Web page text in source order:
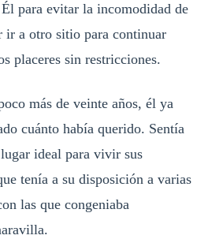
para evitar la incomodidad de
ir a otro sitio para continuar
placeres sin restricciones.
más de veinte años, él ya
cuánto había querido. Sentía
ideal para vivir sus
tenía a su disposición a varias
las que congeniaba